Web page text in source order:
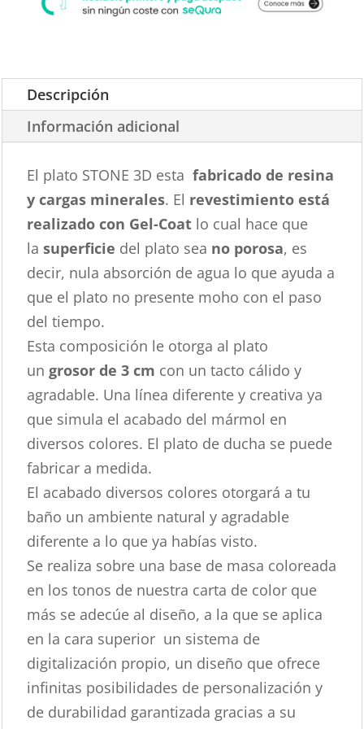
Descripción
Información adicional
El plato STONE 3D estafabricado de resina
y cargas minerales. El revestimiento está
realizado con Gel-Coat lo cual hace que
lasuperficie del plato sea no porosa, es
decir, nula absorción de agua lo que ayuda a
que el plato no presente moho con el paso
del tiempo.
Esta composición le otorga al plato
un grosor de 3 cm con un tacto cálido y
agradable. Una línea diferente y creativa ya
que simula el acabado del mármol en
diversos colores. El plato de ducha se puede
fabricar a medida.
El acabado diversos colores otorgará a tu
baño un ambiente natural y agradable
diferente a lo que ya habías visto.
Se realiza sobre una base de masa coloreada
en los tonos de nuestra carta de color que
más se adecúe al diseño, a la que se aplica
en la cara superior un sistema de
digitalización propio, un diseño que ofrece
infinitas posibilidades de personalización y
de durabilidad garantizada gracias a su